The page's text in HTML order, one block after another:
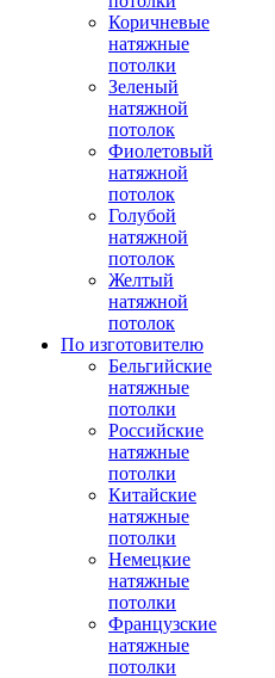
Коричневые
натяжные
потолки
Зеленый
натяжной
потолок
Фиолетовый
натяжной
потолок
Голубой
натяжной
потолок
Желтый
натяжной
потолок
По изготовителю
Бельгийские
натяжные
потолки
Российские
натяжные
потолки
Китайские
натяжные
потолки
Немецкие
натяжные
потолки
Французские
натяжные
потолки